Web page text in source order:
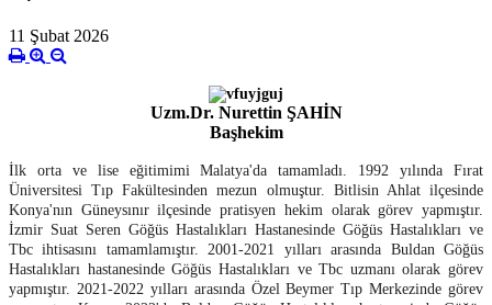
11 Şubat 2026
Uzm.Dr. Nurettin ŞAHİN
Başhekim
İlk orta ve lise eğitimimi Malatya'da tamamladı. 1992 yılında Fırat
Üniversitesi Tıp Fakültesinden mezun olmuştur. Bitlisin Ahlat ilçesinde
Konya'nın Güneysınır ilçesinde pratisyen hekim olarak görev yapmıştır.
İzmir Suat Seren Göğüs Hastalıkları Hastanesinde Göğüs Hastalıkları ve
Tbc ihtisasını tamamlamıştır. 2001-2021 yılları arasında Buldan Göğüs
Hastalıkları hastanesinde Göğüs Hastalıkları ve Tbc uzmanı olarak görev
yapmıştır. 2021-2022 yılları arasında Özel Beymer Tıp Merkezinde görev